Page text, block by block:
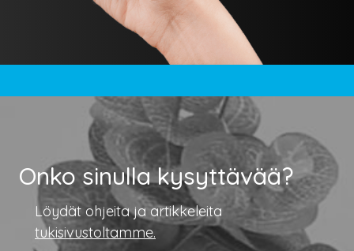
Onko sinulla kysyttävää?
Löydät ohjeita ja artikkeleita
tukisivustoltamme.